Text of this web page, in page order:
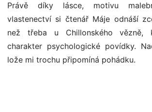
Právě díky lásce, motivu
vlastenectví si čtenář Máje odnáší
než třeba u Chillonského vězně,
charakter psychologické povídky.
lože mi trochu připomíná pohádku.